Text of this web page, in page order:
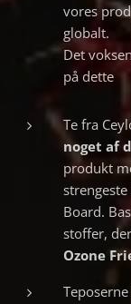
vores
globalt.
Det
på dette
Te fra
noget af
produkt
Board.
stoffer,
Ozone